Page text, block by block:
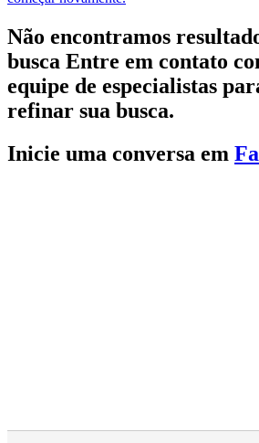
Não encontramos
busca Entre em contato
equipe de especialistas
refinar sua busca.
Inicie uma conversa em